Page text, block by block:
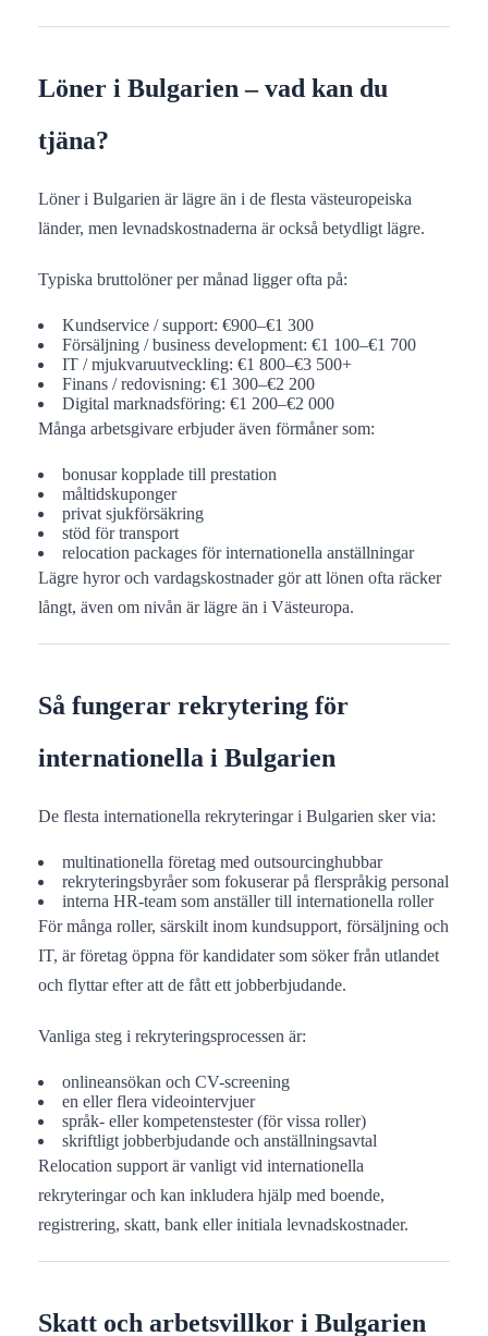
Löner i Bulgarien – vad kan du
tjäna?
Löner i Bulgarien är lägre än i de flesta västeuropeiska
länder, men levnadskostnaderna är också betydligt lägre.
Typiska bruttolöner per månad ligger ofta på:
Kundservice / support: €900–€1 300
Försäljning / business development: €1 100–€1 700
IT / mjukvaruutveckling: €1 800–€3 500+
Finans / redovisning: €1 300–€2 200
Digital marknadsföring: €1 200–€2 000
Många arbetsgivare erbjuder även förmåner som:
bonusar kopplade till prestation
måltidskuponger
privat sjukförsäkring
stöd för transport
relocation packages för internationella anställningar
Lägre hyror och vardagskostnader gör att lönen ofta räcker
långt, även om nivån är lägre än i Västeuropa.
Så fungerar rekrytering för
internationella i Bulgarien
De flesta internationella rekryteringar i Bulgarien sker via:
multinationella företag med outsourcinghubbar
rekryteringsbyråer som fokuserar på flerspråkig personal
interna HR-team som anställer till internationella roller
För många roller, särskilt inom kundsupport, försäljning och
IT, är företag öppna för kandidater som söker från utlandet
och flyttar efter att de fått ett jobberbjudande.
Vanliga steg i rekryteringsprocessen är:
onlineansökan och CV-screening
en eller flera videointervjuer
språk- eller kompetenstester (för vissa roller)
skriftligt jobberbjudande och anställningsavtal
Relocation support är vanligt vid internationella
rekryteringar och kan inkludera hjälp med boende,
registrering, skatt, bank eller initiala levnadskostnader.
Skatt och arbetsvillkor i Bulgarien